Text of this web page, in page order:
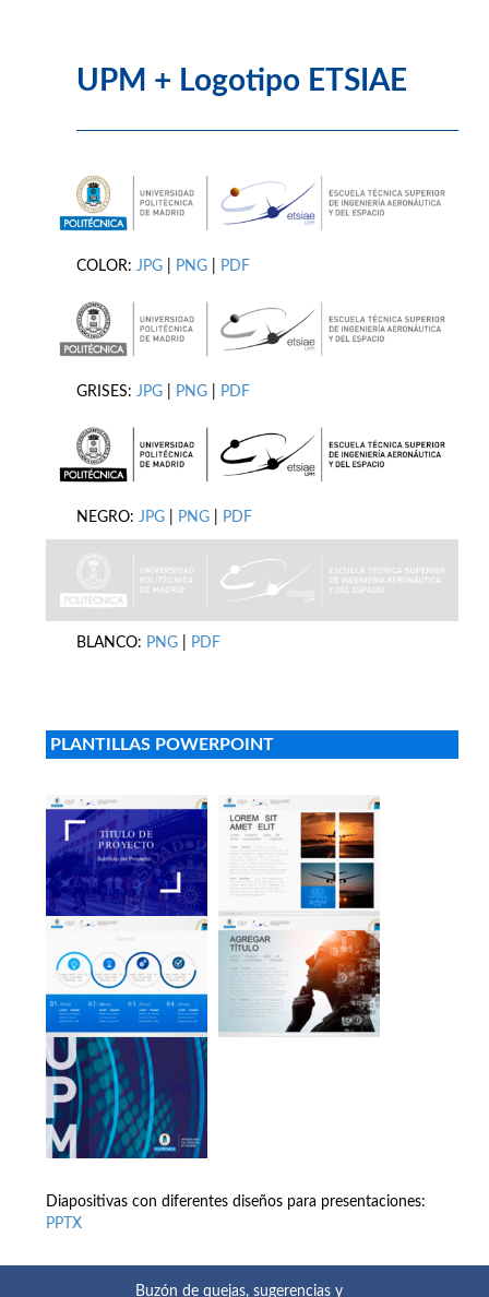
UPM + Logotipo ETSIAE
COLOR: JPG PNG PDF
GRISES: JPG PNG PDF
NEGRO: JPG PNG PDF
BLANCO: PNG PDF
PLANTILLAS POWERPOINT
Diapositivas con diferentes diseños para presentaciones:
PPTX
Buzón de quejas, sugerencias y